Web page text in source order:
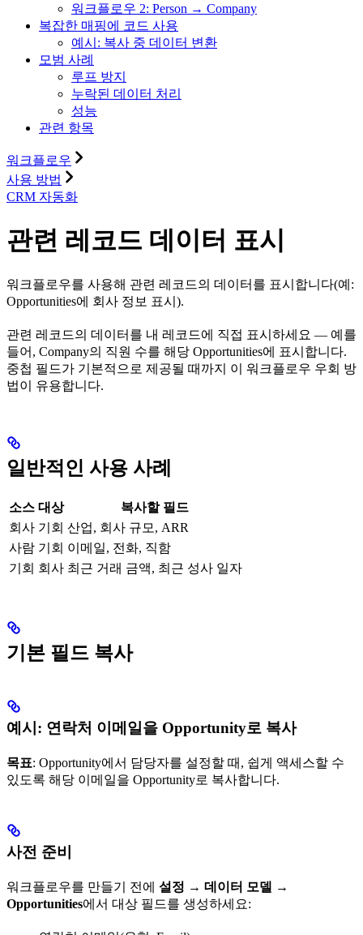
워크플로우 2: Person → Company
복잡한 매핑에 코드 사용
예시: 복사 중 데이터 변환
모범 사례
루프 방지
누락된 데이터 처리
성능
관련 항목
워크플로우
사용 방법
CRM 자동화
관련 레코드 데이터 표시
워크플로우를 사용해 관련 레코드의 데이터를 표시합니다(예:
Opportunities에 회사 정보 표시).
관련 레코드의 데이터를 내 레코드에 직접 표시하세요 — 예를
들어, Company의 직원 수를 해당 Opportunities에 표시합니다.
중첩 필드가 기본적으로 제공될 때까지 이 워크플로우 우회 방
법이 유용합니다.
일반적인 사용 사례
소스 대상
복사할 필드
회사 기회 산업, 회사 규모, ARR
사람 기회 이메일, 전화, 직함
기회 회사 최근 거래 금액, 최근 성사 일자
기본 필드 복사
예시: 연락처 이메일을 Opportunity로 복사
목표: Opportunity에서 담당자를 설정할 때, 쉽게 액세스할 수
있도록 해당 이메일을 Opportunity로 복사합니다.
사전 준비
워크플로우를 만들기 전에 설정 → 데이터 모델 →
Opportunities에서 대상 필드를 생성하세요: